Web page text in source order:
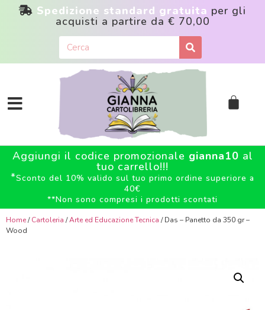
Spedizione standard gratuita per gli
acquisti a partire da € 70,00
Aggiungi il codice promozionale gianna10 al
tuo carrello!!!
*Sconto del 10% valido sul tuo primo ordine superiore a
40€
**Non sono compresi i prodotti scontati
Home/Cartoleria /Arte ed Educazione Tecnica / Das – Panetto da 350 gr –
Wood